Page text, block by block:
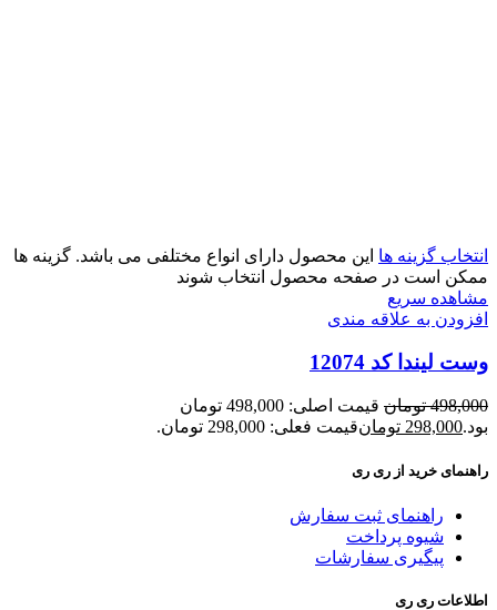
انتخاب گزینه ها این محصول دارای انواع مختلفی می باشد. گزینه ها
ممکن است در صفحه محصول انتخاب شوند
مشاهده سریع
افزودن به علاقه مندی
وست لیندا کد 12074
498,000 تومان
قیمت اصلی: 498,000 تومان
بود.298,000 تومانقیمت فعلی: 298,000 تومان.
راهنمای خرید از ری ری
راهنمای ثبت سفارش
شیوه پرداخت
پیگیری سفارشات
اطلاعات ری ری